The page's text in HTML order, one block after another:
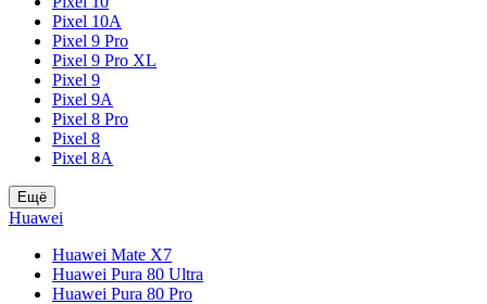
Pixel 10A
Pixel 9 Pro
Pixel 9 Pro XL
Pixel 9
Pixel 9A
Pixel 8 Pro
Pixel 8
Pixel 8A
Ещё
Huawei
Huawei Mate X7
Huawei Pura 80 Ultra
Huawei Pura 80 Pro